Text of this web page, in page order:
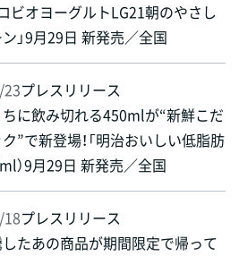
ビオヨーグルトLG21朝のやさし
」9月29日 新発売／全国
プレスリリース
に飲み切れる450mlが“新鮮こだ
”で新登場！「明治おいしい低脂肪
）9月29日 新発売／全国
プレスリリース
たあの商品が期間限定で帰って